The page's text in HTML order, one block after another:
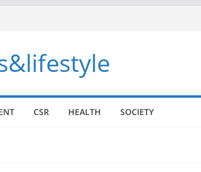
CSR HEALTH SOCIETY